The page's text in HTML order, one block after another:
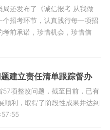
还发布了《诚信报考 从我做
招考环节，认真践行每一项招
前承诺，珍惜机会，珍惜信
建立责任清单跟踪督办
项整改问题，截至目前，已有
顺利，取得了阶段性成果并达到